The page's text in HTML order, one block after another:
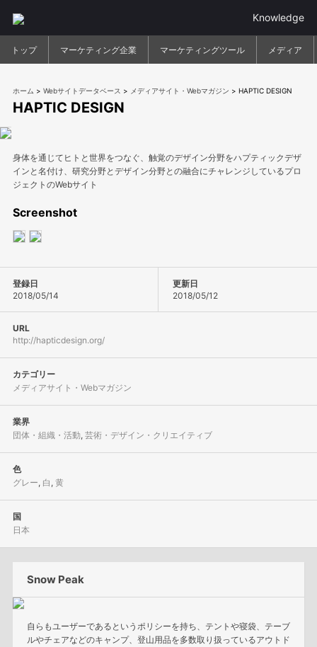
Knowledge
トップ マーケティング企業 マーケティングツール メディア
ホーム > Webサイトデータベース > メディアサイト・Webマガジン > HAPTIC DESIGN
HAPTIC DESIGN
身体を通じてヒトと世界をつなぐ、触覚のデザイン分野をハプティックデザ
インと名付け、研究分野とデザイン分野との融合にチャレンジしているプロ
ジェクトのWebサイト
Screenshot
登録日
2018/05/14
更新日
2018/05/12
URL
http://hapticdesign.org/
カテゴリー
メディアサイト・Webマガジン
業界
団体・組織・活動, 芸術・デザイン・クリエイティブ
色
グレー, 白 , 黄
国
日本
Snow Peak
自らもユーザーであるというポリシーを持ち、テントや寝袋、テーブ
ルやチェアなどのキャンプ、登山用品を多数取り扱っているアウトド